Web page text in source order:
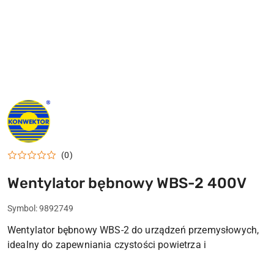
LOGO
KONWEKTOR
LIPNO
(0)
Wentylator bębnowy WBS-2 400V
Symbol:9892749
Wentylator bębnowy WBS-2 do urządzeń przemysłowych,
idealny do zapewniania czystości powietrza i